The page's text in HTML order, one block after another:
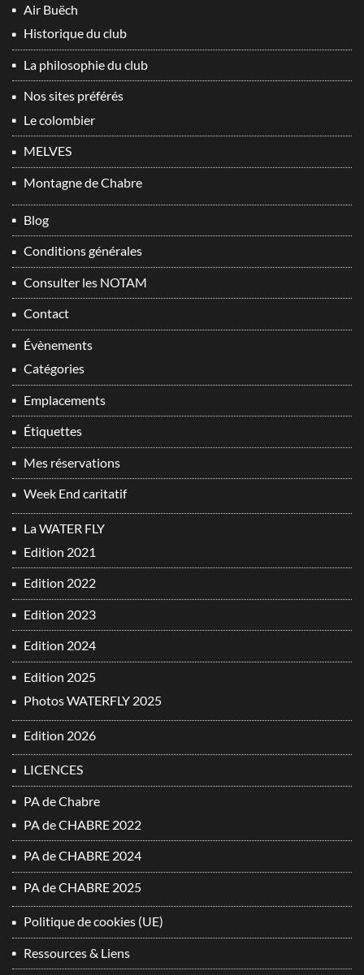
Air Buëch
Historique du club
La philosophie du club
Nos sites préférés
Le colombier
MELVES
Montagne de Chabre
Blog
Conditions générales
Consulter les NOTAM
Contact
Évènements
Catégories
Emplacements
Étiquettes
Mes réservations
Week End caritatif
La WATER FLY
Edition 2021
Edition 2022
Edition 2023
Edition 2024
Edition 2025
Photos WATERFLY 2025
Edition 2026
LICENCES
PA de Chabre
PA de CHABRE 2022
PA de CHABRE 2024
PA de CHABRE 2025
Politique de cookies (UE)
Ressources & Liens